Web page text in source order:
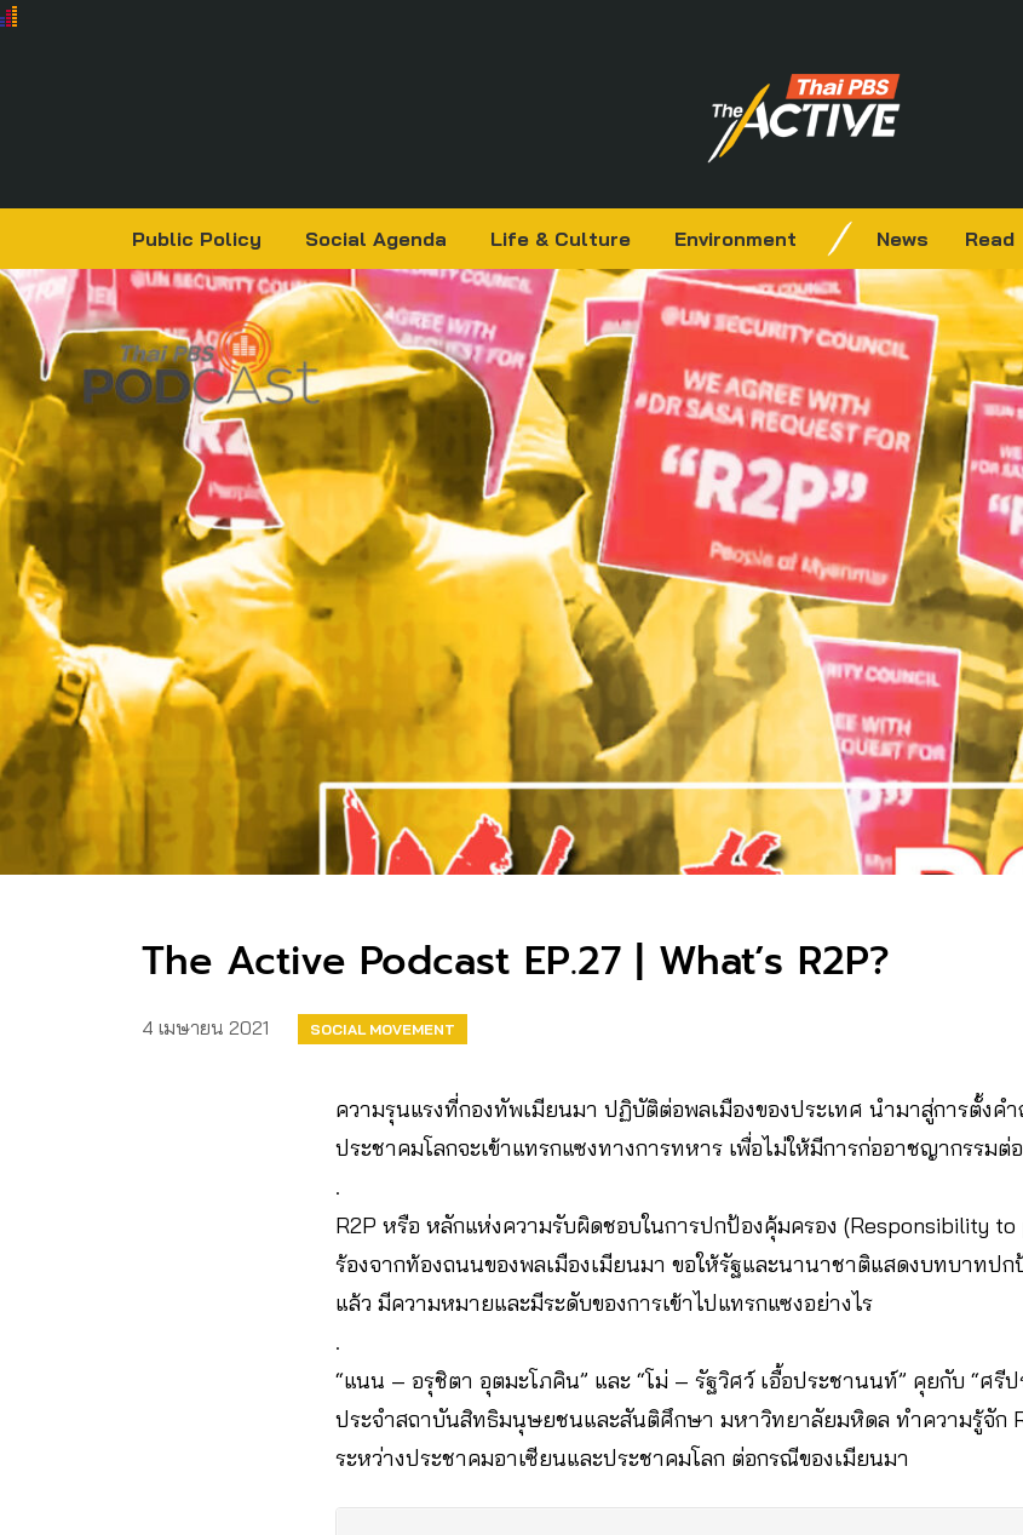
Public Policy Social Agenda Life & Culture Environment News Read
The Active Podcast EP.27 | What’s R2P?
4 เมษายน 2021 SOCIAL MOVEMENT
ความรุนแรงที่กองทัพเมียนมา ปฏิบัติต่อพลเมืองของประเทศ นำมาสู่การตั้งคำ
ประชาคมโลกจะเข้าแทรกแซงทางการทหาร เพื่อไม่ให้มีการก่ออาชญากรรม
.
R2P หรือ หลักแห่งความรับผิดชอบในการปกป้องคุ้มครอง (Responsibility to
ร้องจากท้องถนนของพลเมืองเมียนมา ขอให้รัฐและนานาชาติแสดงบทบาทปก
แล้ว มีความหมายและมีระดับของการเข้าไปแทรกแซงอย่างไร
.
“แนน – อรุชิตา อุตมะโภคิน” และ “โม่ – รัฐวิศว์ เอื้อประชานนท์” คุยกับ “ศรี
ประจำสถาบันสิทธิมนุษยชนและสันติศึกษา มหาวิทยาลัยมหิดล ทำความรู้จัก
ระหว่างประชาคมอาเซียนและประชาคมโลก ต่อกรณีของเมียนมา